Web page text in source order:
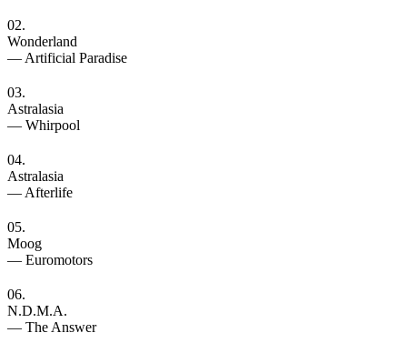
02.
Wonderland
— Artificial Paradise
03.
Astralasia
— Whirpool
04.
Astralasia
— Afterlife
05.
Moog
— Euromotors
06.
N.D.M.A.
— The Answer